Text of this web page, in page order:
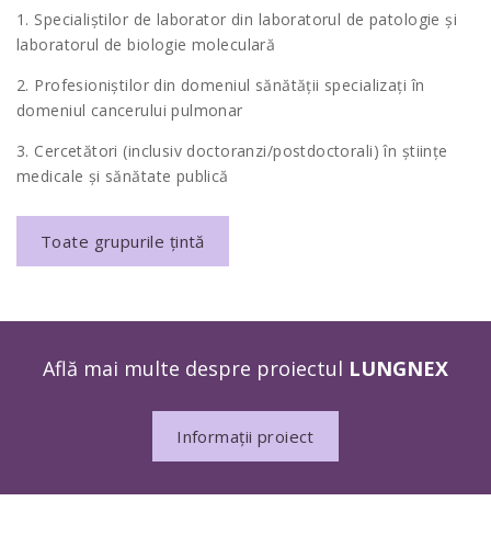
1. Specialiștilor de laborator din laboratorul de patologie și
laboratorul de biologie moleculară
2. Profesioniștilor din domeniul sănătății specializați în
domeniul cancerului pulmonar
3. Cercetători (inclusiv doctoranzi/postdoctorali) în științe
medicale și sănătate publică
Toate grupurile țintă
Află mai multe despre proiectul LUNGNEX
Informații proiect